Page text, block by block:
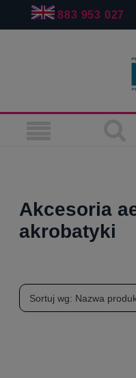
883 953 027
Akcesoria
akrobatyki
Sortuj wg: Nazwa